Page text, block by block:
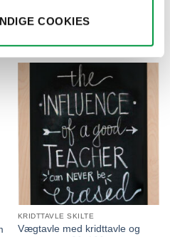
COOKIES
kr.420,00
KRIDTTAVLE SKILTE
Vægtavle med kridttavle og